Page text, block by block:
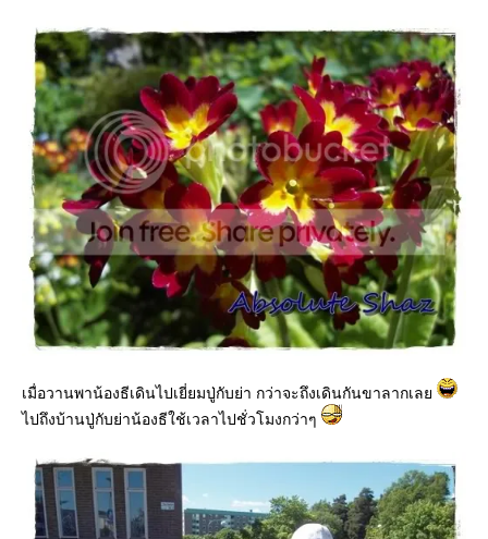
เมื่อวานพาน้องธีเดินไปเยี่ยมปู่กับย่า กว่าจะถึงเดินกันขาลากเล
ไปถึงบ้านปู่กับย่าน้องธีใช้เวลาไปชั่วโมงกว่าๆ